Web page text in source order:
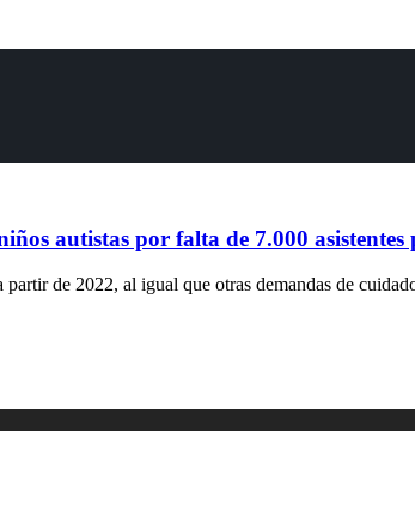
autistas por falta de 7.000 asistentes
de 2022, al igual que otras demandas de